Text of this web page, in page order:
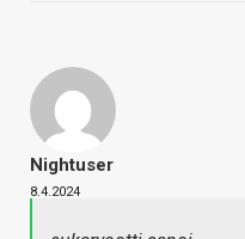
Nightuser
8.4.2024